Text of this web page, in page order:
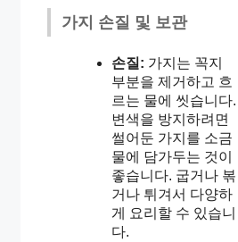
가지 손질 및 보관
손질: 가지는 꼭지
부분을 제거하고 흐
르는 물에 씻습니다.
변색을 방지하려면
썰어둔 가지를 소금
물에 담가두는 것이
좋습니다. 굽거나 볶
거나 튀겨서 다양하
게 요리할 수 있습니
다.